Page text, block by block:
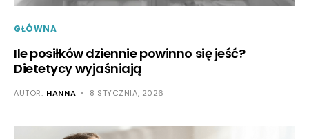
GŁÓWNA
Ile posiłków dziennie powinno się jeść?
Dietetycy wyjaśniają
AUTOR: HANNA 8 STYCZNIA, 2026